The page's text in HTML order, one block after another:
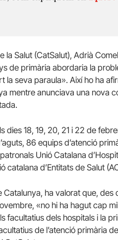
la Salut (CatSalut), Adrià
de primària abordaria la
la seva paraula». Així ho ha
mentre anunciava una nova
dies 18, 19, 20, 21 i 22 de
86 equips d’atenció
Unió Catalana
catalana d’Entitats de Salut
ha valorat que, des
«no hi ha hagut cap
facultatius dels hospitals i la
de l’atenció primària